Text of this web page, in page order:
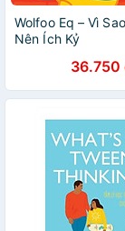
Wolfoo Eq – Vì
Nên Ích Kỷ
36.750